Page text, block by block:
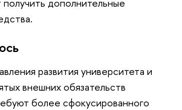
развития университета и
внешних обязательств
более сфокусированного